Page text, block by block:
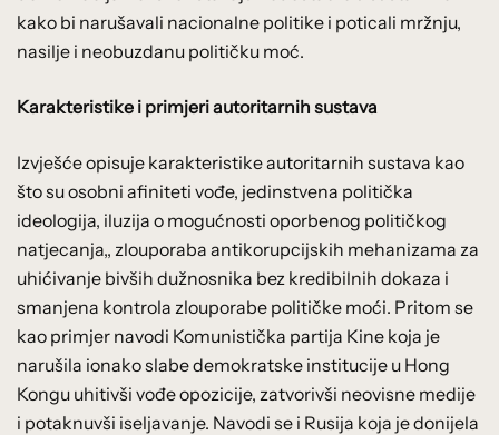
kako bi narušavali nacionalne politike i poticali mržnju,
nasilje i neobuzdanu političku moć.
Karakteristike i primjeri autoritarnih sustava
Izvješće opisuje karakteristike autoritarnih sustava kao
što su osobni afiniteti vođe, jedinstvena politička
ideologija, iluzija o mogućnosti oporbenog političkog
natjecanja,, zlouporaba antikorupcijskih mehanizama za
uhićivanje bivših dužnosnika bez kredibilnih dokaza i
smanjena kontrola zlouporabe političke moći. Pritom se
kao primjer navodi Komunistička partija Kine koja je
narušila ionako slabe demokratske institucije u Hong
Kongu uhitivši vođe opozicije, zatvorivši neovisne medije
i potaknuvši iseljavanje. Navodi se i Rusija koja je donijela